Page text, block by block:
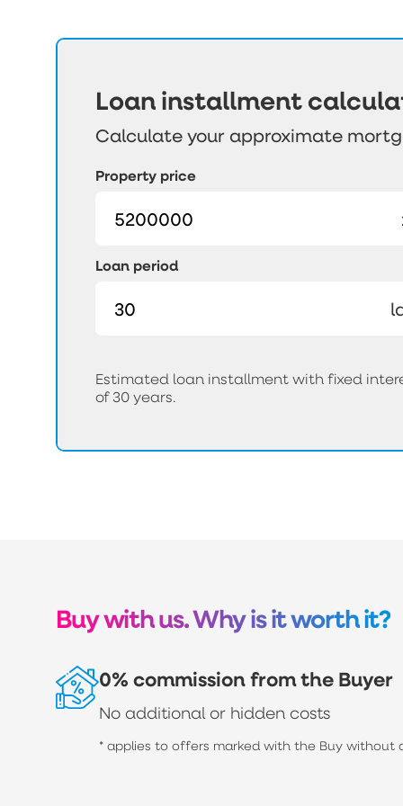
Loan installment
Calculate your approximate
Property price
Loan period
Estimated loan installment with fixed
of 30 years.
Buy with us. Why is it worth it?
0% commission from the Buyer
No additional or hidden costs
* applies to offers marked with the Buy without